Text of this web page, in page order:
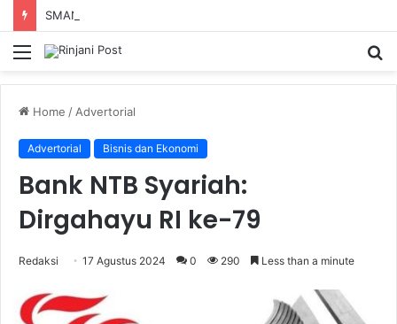
Menu
Home / Advertorial
Advertorial Bisnis dan Ekonomi
Bank NTB Syariah:
Dirgahayu RI ke-79
Redaksi 17 Agustus 2024 0 290 Less than a minute